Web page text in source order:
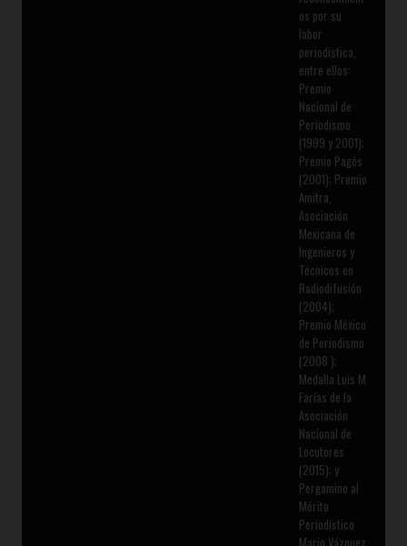
os por su
labor
periodística,
entre ellos:
Premio
Nacional de
Periodismo
(1999 y 2001);
Premio Pagés
(2001); Premio
Amitra,
Asociación
Mexicana de
Ingenieros y
Técnicos en
Radiodifusión
(2004);
Premio México
de Periodismo
(2008 );
Medalla Luis M
Farías de la
Asociación
Nacional de
Locutores
(2015); y
Pergamino al
Mérito
Periodístico
Mario Vázquez